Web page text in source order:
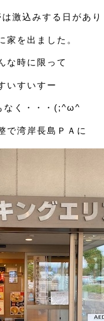
激込みする日があり
家を出ました。
な時に限って
いすいすー
なく・・・(;^ω^
で湾岸長島ＰＡに